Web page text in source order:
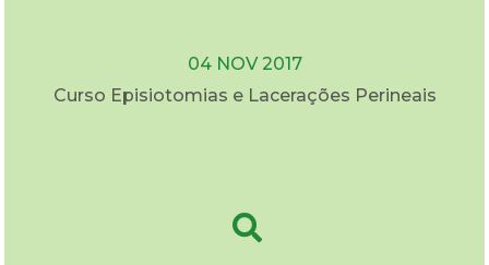
04 NOV 2017
Curso Episiotomias e Lacerações Perineais